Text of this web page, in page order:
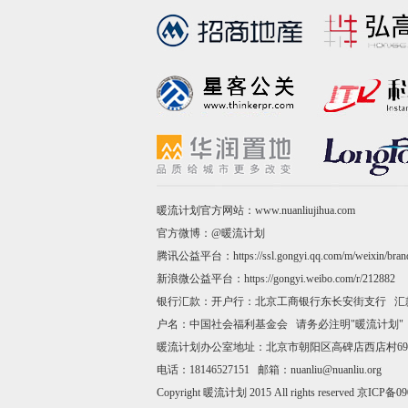
暖流计划官方网站：www.nuanliujihua.com
官方微博： @暖流计划
腾讯公益平台： https://ssl.gongyi.qq.com/m/weixin/
新浪微公益平台： https://gongyi.weibo.com/r/212882
银行汇款：开户行：北京工商银行东长安街支行 汇
户名：中国社会福利基金会 请务必注明"暖流计划"
暖流计划办公室地址：北京市朝阳区高碑店西店村
电话：18146527151 邮箱：nuanliu@nuanliu.org
Copyright 暖流计划 2015 All rights reserved 京ICP备